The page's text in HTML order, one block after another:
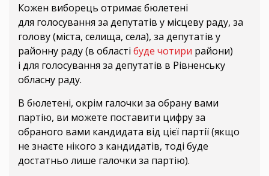
Кожен виборець отримає бюлетені
для голосування за депутатів у місцеву раду, за
голову (міста, селища, села), за депутатів у
районну раду (в області буде чотири райони)
і для голосування за депутатів в Рівненську
обласну раду.
В бюлетені, окрім галочки за обрану вами
партію, ви можете поставити цифру за
обраного вами кандидата від цієї партії (якщо
не знаєте нікого з кандидатів, тоді буде
достатньо лише галочки за партію).